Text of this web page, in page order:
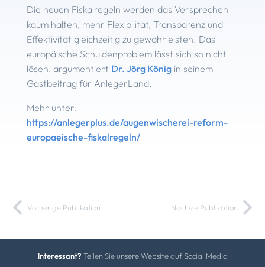
Die neuen Fiskalregeln werden das Versprechen
kaum halten, mehr Flexibilität, Transparenz und
Effektivität gleichzeitig zu gewährleisten. Das
europäische Schuldenproblem lässt sich so nicht
lösen, argumentiert Dr. Jörg Königin seinem
Gastbeitrag für AnlegerLand.
Mehr unter:
https://anlegerplus.de/augenwischerei-reform-
europaeische-fiskalregeln/
Vorherige Publikation Nächste Publikation
Interessant? Teilen Sie unsere Website auf Social Media